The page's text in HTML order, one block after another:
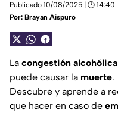
Publicado 10/08/2025 | 🕑 14:40
Por: Brayan Aispuro
La congestión alcohólica
puede causar la muerte.
Descubre y aprende a
que hacer en caso de